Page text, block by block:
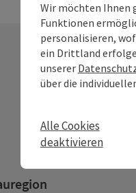
Wir möchten Ihnen
Funktionen
personalisieren,
ein Drittland
unserer
über die
Alle Cookies
deaktivieren